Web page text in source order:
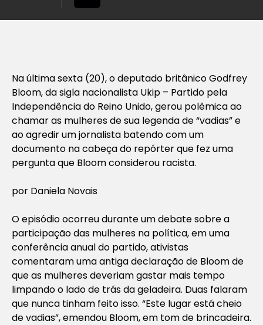
Na última sexta (20), o deputado britânico Godfrey
Bloom, da sigla nacionalista Ukip – Partido pela
Independência do Reino Unido, gerou polêmica ao
chamar as mulheres de sua legenda de “vadias” e
ao agredir um jornalista batendo com um
documento na cabeça do repórter que fez uma
pergunta que Bloom considerou racista.
por Daniela Novais
O episódio ocorreu durante um debate sobre a
participação das mulheres na política, em uma
conferência anual do partido, ativistas
comentaram uma antiga declaração de Bloom de
que as mulheres deveriam gastar mais tempo
limpando o lado de trás da geladeira. Duas falaram
que nunca tinham feito isso. “Este lugar está cheio
de vadias”, emendou Bloom, em tom de brincadeira.